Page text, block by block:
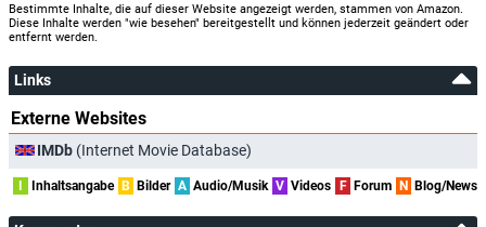
Bestimmte Inhalte, die auf dieser Website angezeigt werden, stammen von Amazon.
Diese Inhalte werden "wie besehen" bereitgestellt und können jederzeit geändert oder
entfernt werden.
Links
Externe Websites
IMDb (Internet Movie Database)
I Inhaltsangabe B Bilder A Audio/Musik V Videos F Forum N Blog/News